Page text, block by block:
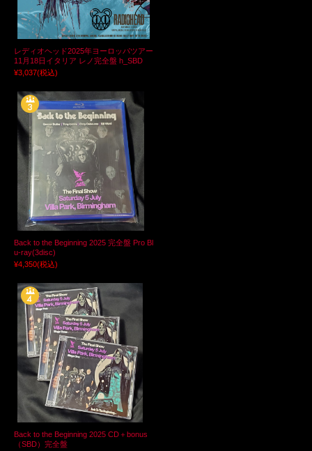
レディオヘッド2025年ヨーロッパツアー
11月18日イタリア レノ完全盤 h_SBD
¥3,037(税込)
Back to the Beginning 2025 完全盤 Pro Bl
u-ray(3disc)
¥4,350(税込)
Back to the Beginning 2025 CD＋bonus
（SBD）完全盤